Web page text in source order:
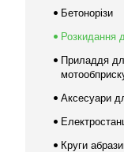
Бетонорізи
Розкидання
Приладдя
Аксесуари
Круги